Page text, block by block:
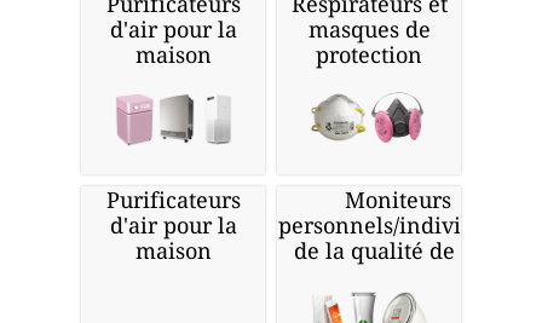
d'air pour la
maison
masques de
protection
Purificateurs
d'air pour la
maison
Moniteurs
personnels/individuels
de la qualité de l'air